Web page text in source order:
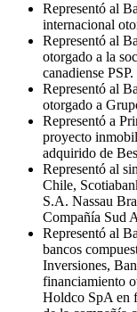
Representó al
internacional
Representó al
otorgado a la
canadiense PSP.
Representó al
otorgado a
Representó a
proyecto
adquirido de
Representó al
Chile,
S.A. Nassau
Compañía Sud
Representó al
bancos
Inversiones,
financiamiento
Holdco SpA en